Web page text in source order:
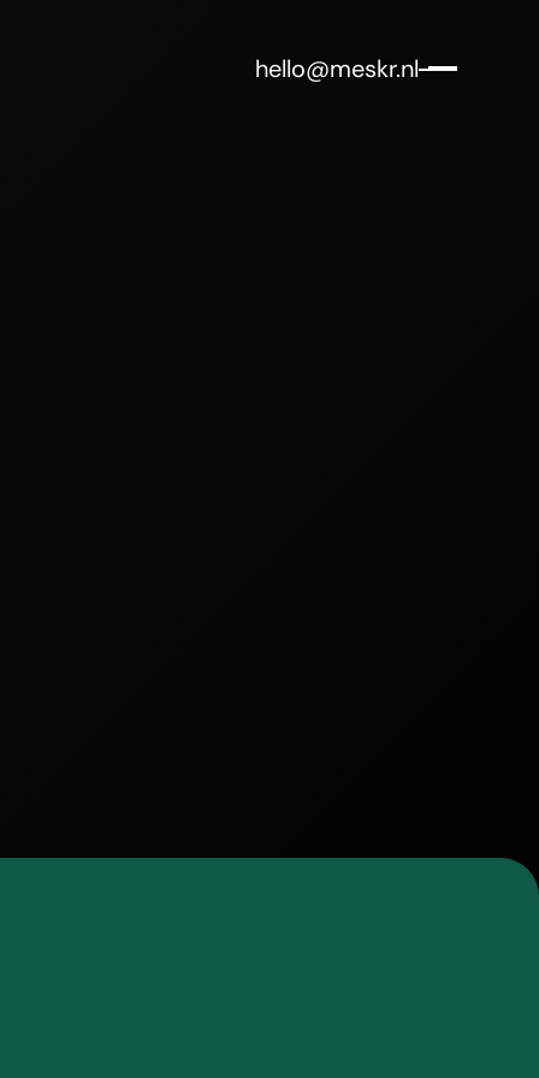
hello@meskr.nl